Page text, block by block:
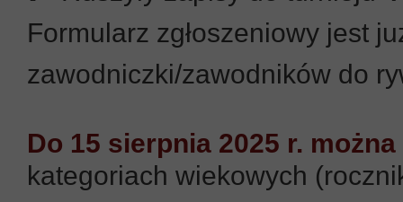
Formularz zgłoszeniowy jest
zawodniczki/zawodników do
Do 15 sierpnia 2025 r.
kategoriach wiekowych